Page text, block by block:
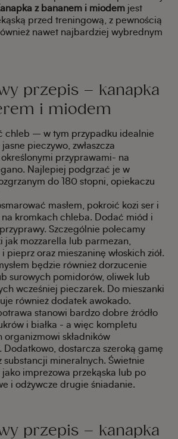
z bananem i miodem jest
przed treningową, z pewnością
nawet najbardziej wybrednym
przepis – kanapka
i miodem
chleb – w tym przypadku idealnie
pieczywo, zwłaszcza
przyprawami- na
Najlepiej podgrzać je w
do 180 stopni, opiekaczu
masłem, pokroić kozi ser i
kromkach chleba. Dodać miód i
Szczególnie polecamy
jak mozzarella lub parmezan,
pieprz oraz mieszaninę włoskich ziół.
będzie również dorzucenie
surowych pomidorów, oliwek lub
wcześniej pieczarek. Do mieszanki
również dodatek awokado.
stanowi bardzo dobre źródło
i białka - a więc kompletu
organizmowi składników
Dodatkowo, dostarcza szeroką gamę
substancji mineralnych. Świetnie
jako imprezowa przekąska lub po
i odżywcze drugie śniadanie.
przepis – kanapka